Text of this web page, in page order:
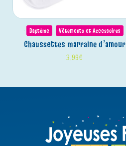
Baptême Vêtements et Accessoires
chaussettes marraine d’amour
3,99€